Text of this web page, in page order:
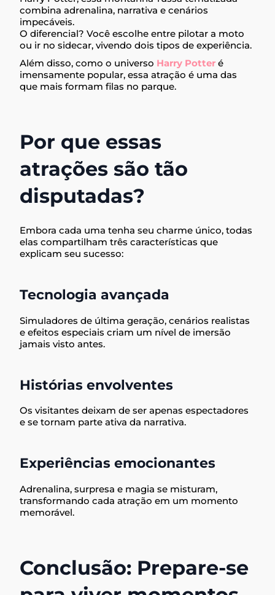
combina adrenalina, narrativa e cenários
impecáveis.
O diferencial? Você escolhe entre pilotar a moto
ou ir no sidecar, vivendo dois tipos de experiência.
Além disso, como o universo Harry Potteré
imensamente popular, essa atração é uma das
que mais formam filas no parque.
Por que essas
atrações são tão
disputadas?
Embora cada uma tenha seu charme único, todas
elas compartilham três características que
explicam seu sucesso:
Tecnologia avançada
Simuladores de última geração, cenários realistas
e efeitos especiais criam um nível de imersão
jamais visto antes.
Histórias envolventes
Os visitantes deixam de ser apenas espectadores
e se tornam parte ativa da narrativa.
Experiências emocionantes
Adrenalina, surpresa e magia se misturam,
transformando cada atração em um momento
memorável.
Conclusão: Prepare-se